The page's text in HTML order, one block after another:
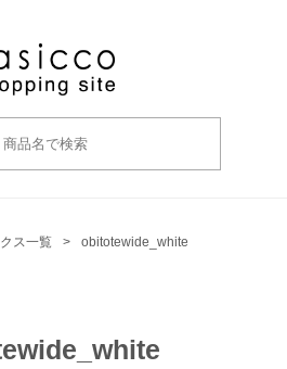
ス一覧 > obitotewide_white